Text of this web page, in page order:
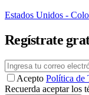
Estados Unidos -
Regístrate
Acepto Política de
Recuerda aceptar los